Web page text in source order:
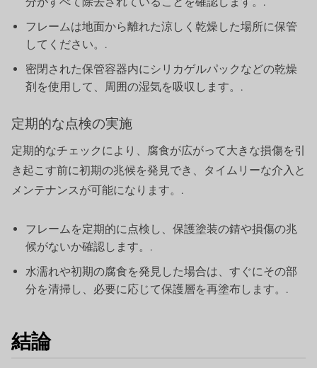
フレームは地面から離れた涼しく乾燥した場所に保管
してください。.
密閉された保管容器内にシリカゲルパックなどの乾燥
剤を使用して、周囲の湿気を吸収します。.
定期的な点検の実施
定期的なチェックにより、腐食が広がって大きな損傷を引
き起こす前に初期の兆候を発見でき、タイムリーな介入と
メンテナンスが可能になります。.
フレームを定期的に点検し、保護塗装の錆や損傷の兆
候がないか確認します。.
水濡れや初期の腐食を発見した場合は、すぐにその部
分を清掃し、必要に応じて保護層を再塗布します。.
結論